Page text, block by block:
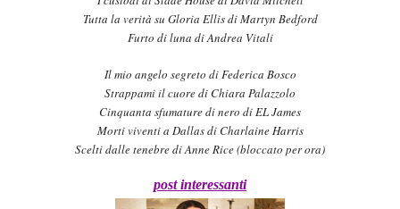
Tutta la verità su Gloria Ellis di Martyn Bedford
Furto di luna di Andrea Vitali
Il mio angelo segreto di Federica Bosco
Strappami il cuore di Chiara Palazzolo
Cinquanta sfumature di nero di EL James
Morti viventi a Dallas di Charlaine Harris
Scelti dalle tenebre di Anne Rice (bloccato per ora)
post interessanti